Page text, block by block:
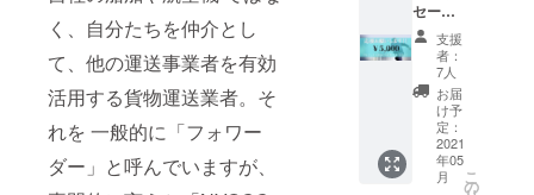
く、⾃分たちを仲介とし
て、他の運送事業者を有効
活⽤する貨物運送業者。そ
れを ⼀般的に「フォワー
ダー」と呼んでいますが、
⼈名、
ニック
ネー
ム、イ
ニシャ
ルを記
載 ※支
援時、
必ず備
考欄に
セージ
・プロ
ジェク
トの活
動報告
・ご希
望の⽅
は弊社
HP に⽀
援者様
支援
者：
7人
お届
け予
定：
2021
年05
月
こ
の